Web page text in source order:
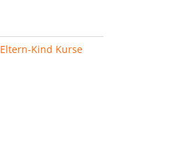
Eltern-Kind Kurse